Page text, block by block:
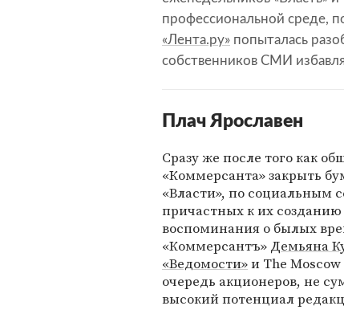
профессиональной среде,
«Лента.ру» попыталась
собственников СМИ
Плач Ярославен
Сразу же после того как
«Коммерсанта» закрыть
«Власти», по социальным
причастных к их
воспоминания о былых
«Коммерсантъ» Демьяна
«Ведомости»и The
очередь акционеров, не
высокий потенциал